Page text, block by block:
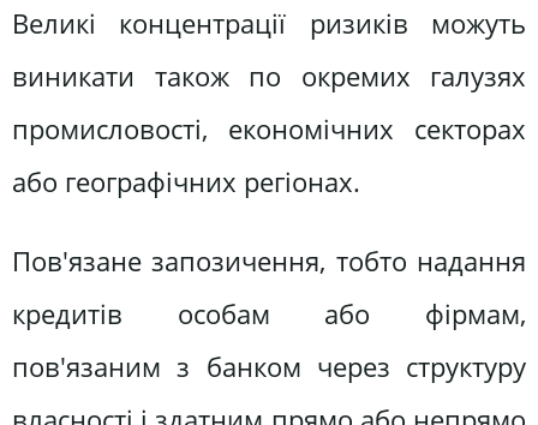
Великі концентрації ризиків можуть
виникати також по окремих галузях
промисловості, економічних секторах
або географічних регіонах.
Пов'язане запозичення, тобто надання
кредитів особам або фірмам,
пов'язаним з банком через структуру